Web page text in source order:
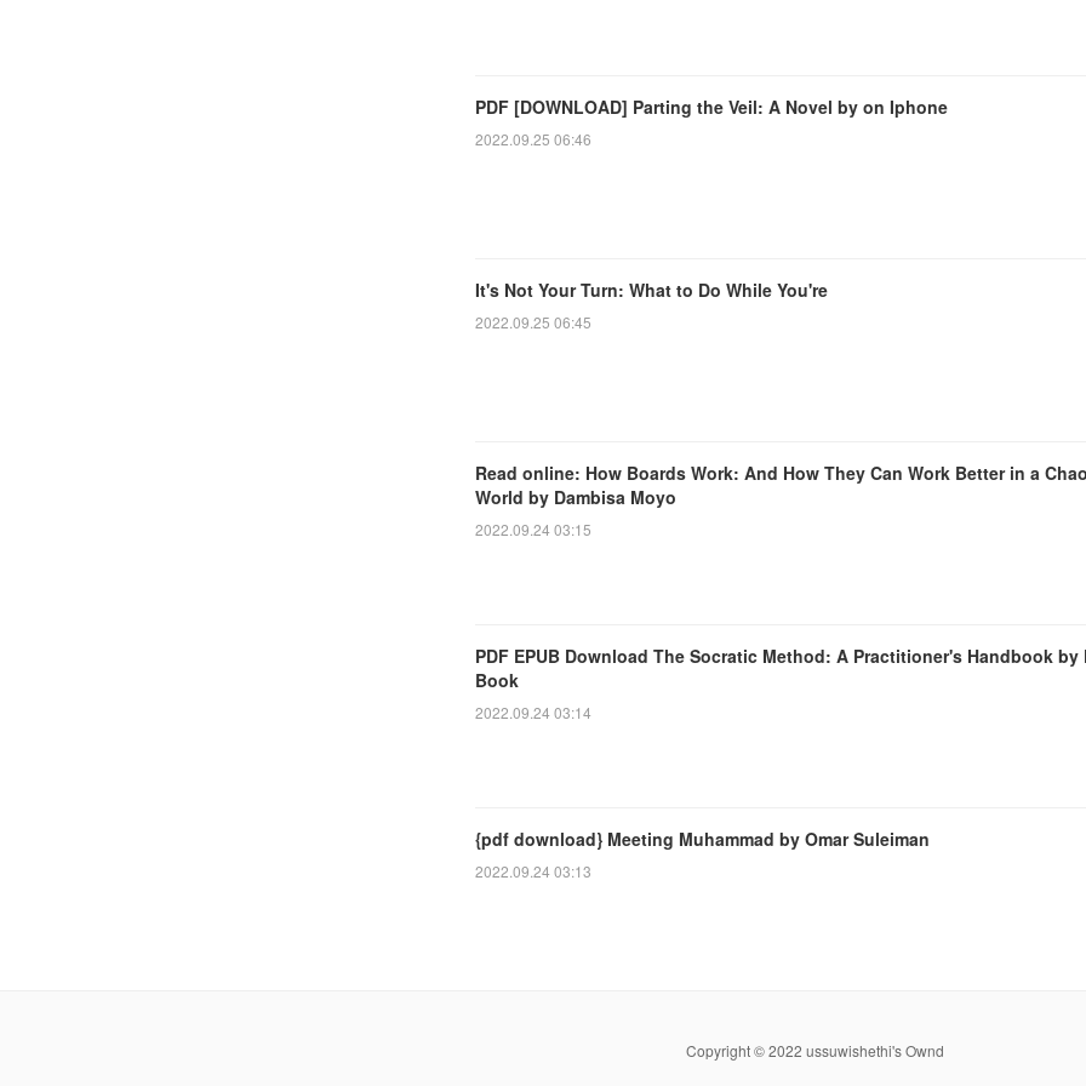
PDF [DOWNLOAD] Parting the Veil: A Novel by on Iphone
2022.09.25 06:46
It's Not Your Turn: What to Do While You're
2022.09.25 06:45
Read online: How Boards Work: And How They Can Work Better in a
World by Dambisa Moyo
2022.09.24 03:15
PDF EPUB Download The Socratic Method: A Practitioner's Handbook by
Book
2022.09.24 03:14
{pdf download} Meeting Muhammad by Omar Suleiman
2022.09.24 03:13
Copyright © 2022 ussuwishethi's Ownd